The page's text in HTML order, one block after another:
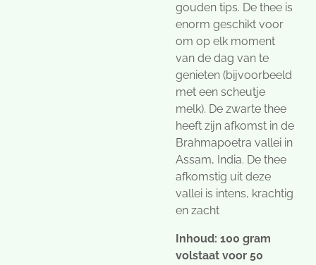
gouden tips. De thee is
enorm geschikt voor
om op elk moment
van de dag van te
genieten (bijvoorbeeld
met een scheutje
melk). De zwarte thee
heeft zijn afkomst in de
Brahmapoetra vallei in
Assam, India. De thee
afkomstig uit deze
vallei is intens, krachtig
en zacht
Inhoud: 100 gram
volstaat voor 50